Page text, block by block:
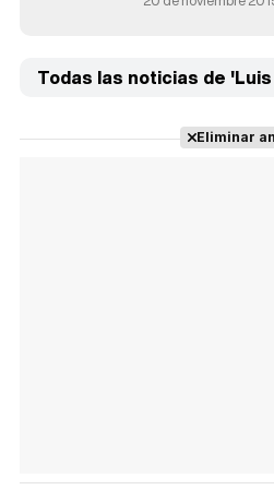
Todas las noticias de
Eliminar